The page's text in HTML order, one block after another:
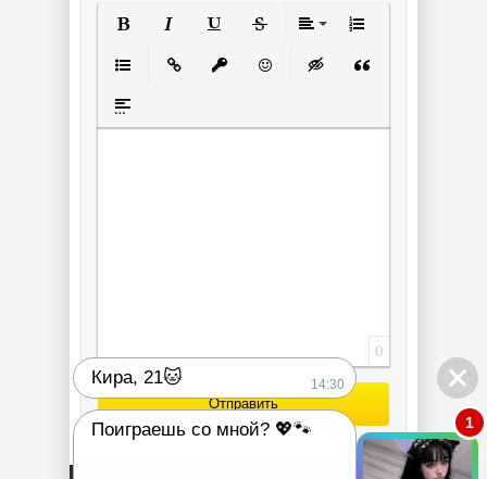
Вставка спойлера
0
Отправить
Кира, 21🐱 14:30
Поиграешь со мной? 💖🐾 1